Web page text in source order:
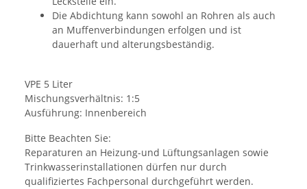
Die Abdichtung kann sowohl an Rohren als auch
an Muffenverbindungen erfolgen und ist
dauerhaft und alterungsbeständig.
VPE 5 Liter
Mischungsverhältnis: 1:5
Ausführung: Innenbereich
Bitte Beachten Sie:
Reparaturen an Heizung-und Lüftungsanlagen sowie
Trinkwasserinstallationen dürfen nur durch
qualifiziertes Fachpersonal durchgeführt werden.